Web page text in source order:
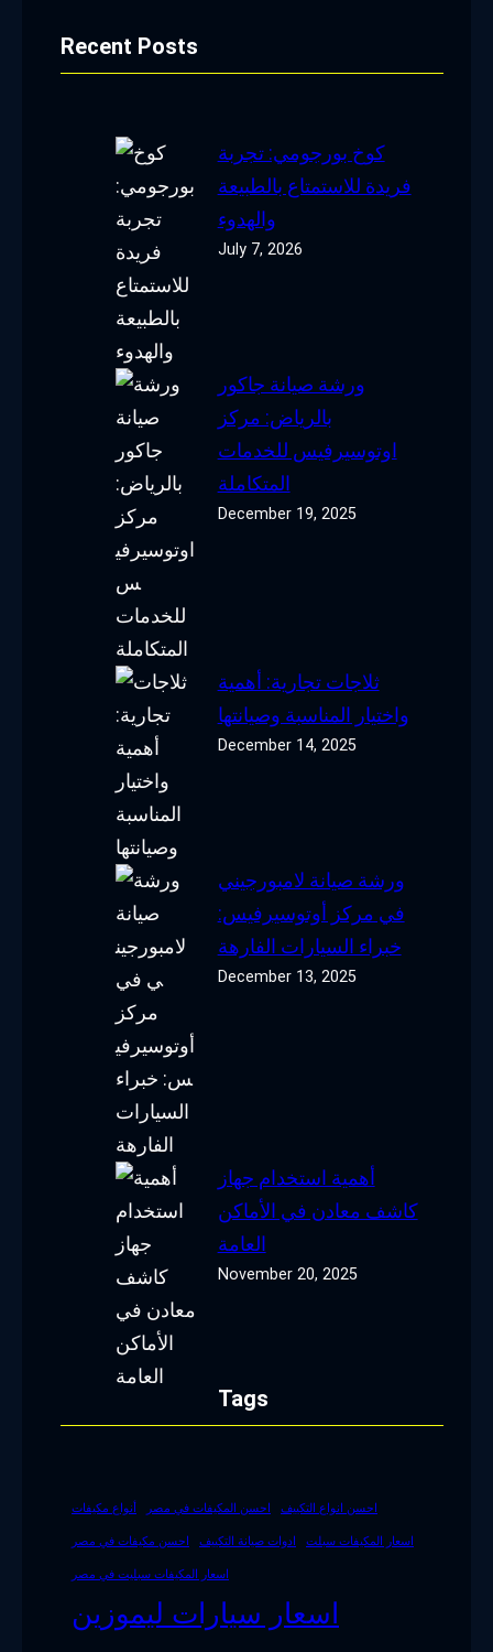
Recent Posts
كوخ بورجومي: تجربة
فريدة للاستمتاع بالطبيعة
والهدوء
July 7, 2026
ورشة صيانة جاكور
بالرياض: مركز
اوتوسيرفيس للخدمات
المتكاملة
December 19, 2025
ثلاجات تجارية: أهمية
واختيار المناسبة وصيانتها
December 14, 2025
ورشة صيانة لامبورجيني
في مركز أوتوسيرفيس:
خبراء السيارات الفارهة
December 13, 2025
أهمية استخدام جهاز
كاشف معادن في الأماكن
العامة
November 20, 2025
Tags
أنواع مكيفات احسن المكيفات في مصر احسن انواع التكييف
احسن مكيفات في مصر ادوات صيانة التكييف اسعار المكيفات سبلت
اسعار المكيفات سبليت في مصر
اسعار سيارات ليموزين